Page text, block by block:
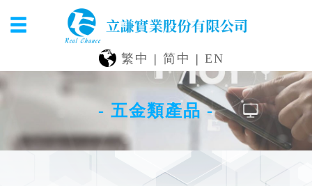
繁中 | 简中 | EN
- 五金類產品 -